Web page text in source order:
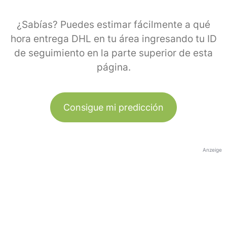
¿Sabías? Puedes estimar fácilmente a qué
hora entrega DHL en tu área ingresando tu ID
de seguimiento en la parte superior de esta
página.
Consigue mi predicción
Anzeige